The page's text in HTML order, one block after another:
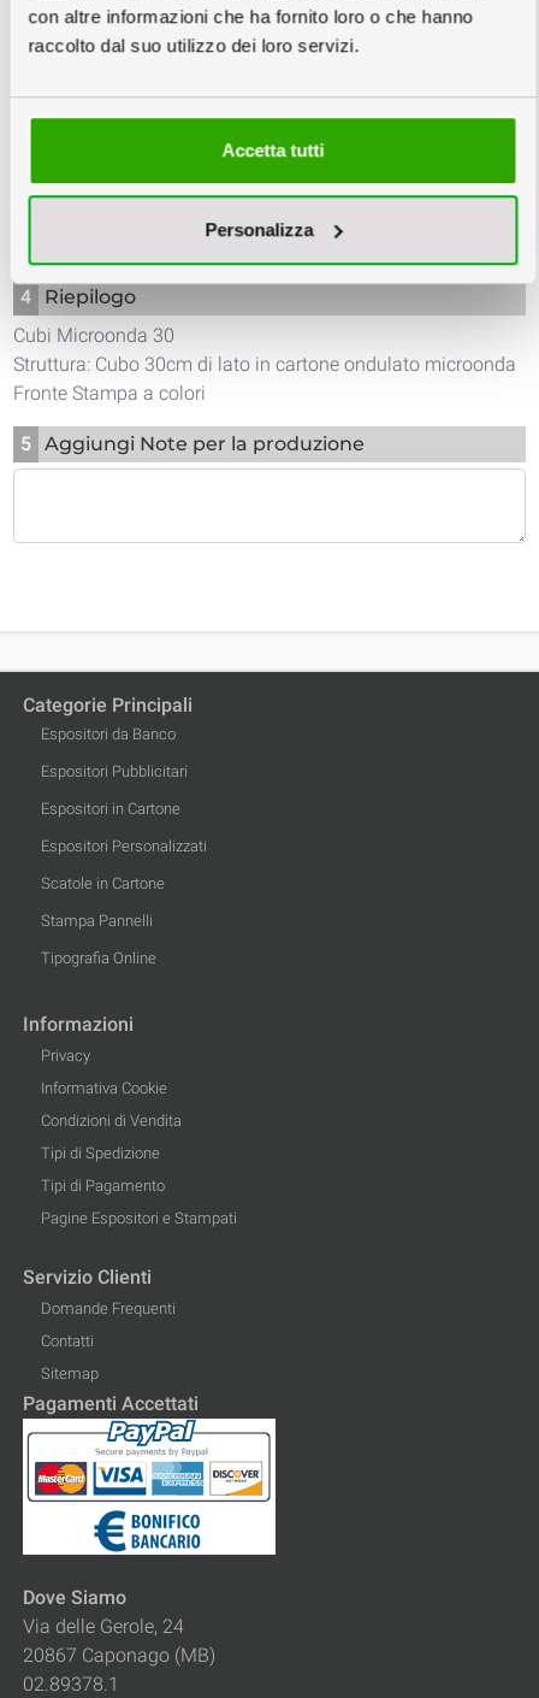
con altre informazioni che ha fornito loro o che hanno
raccolto dal suo utilizzo dei loro servizi.
Accetta tutti
Personalizza
194,70 €
12,98 €/cad
166,35 €
11,09 €/cad
158,10
3 Scarica Template e Schede Tecniche
TEMPLATE
PDF PREVIEW
4
Riepilogo
Cubi Microonda 30
Struttura: Cubo 30cm di lato in cartone ondulato microonda
Fronte Stampa a colori
5 Aggiungi Note per la produzione
Categorie Principali
Espositori da Banco
Espositori Pubblicitari
Espositori in Cartone
Espositori Personalizzati
Scatole in Cartone
Stampa Pannelli
Tipografia Online
Informazioni
Privacy
Informativa Cookie
Condizioni di Vendita
Tipi di Spedizione
Tipi di Pagamento
Pagine Espositori e Stampati
Servizio Clienti
Domande Frequenti
Contatti
Sitemap
Pagamenti Accettati
Dove Siamo
Via delle Gerole, 24
20867 Caponago (MB)
02.89378.1